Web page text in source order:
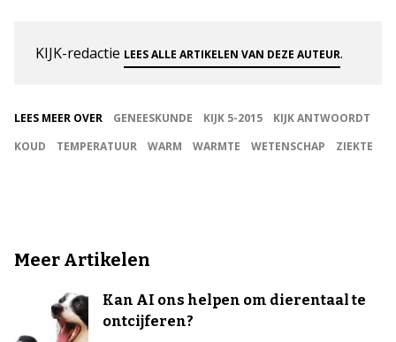
KIJK-redactie LEES ALLE ARTIKELEN VAN DEZE AUTEUR.
LEES MEER OVER GENEESKUNDE KIJK 5-2015
KIJK ANTWOORDT
KOUD
TEMPERATUUR WARM WARMTE WETENSCHAP ZIEKTE
Meer Artikelen
Kan AI ons helpen om dierentaal te
ontcijferen?